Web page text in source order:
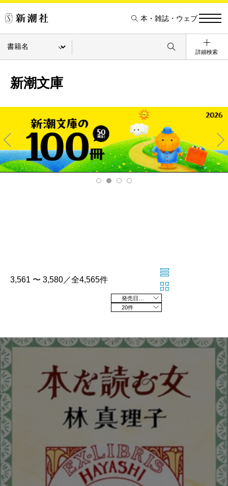
本・雑誌・ウェブ
詳細検索
新潮文庫
Pre
v
Ne
xt
3,561 〜 3,580／全4,565件
20件